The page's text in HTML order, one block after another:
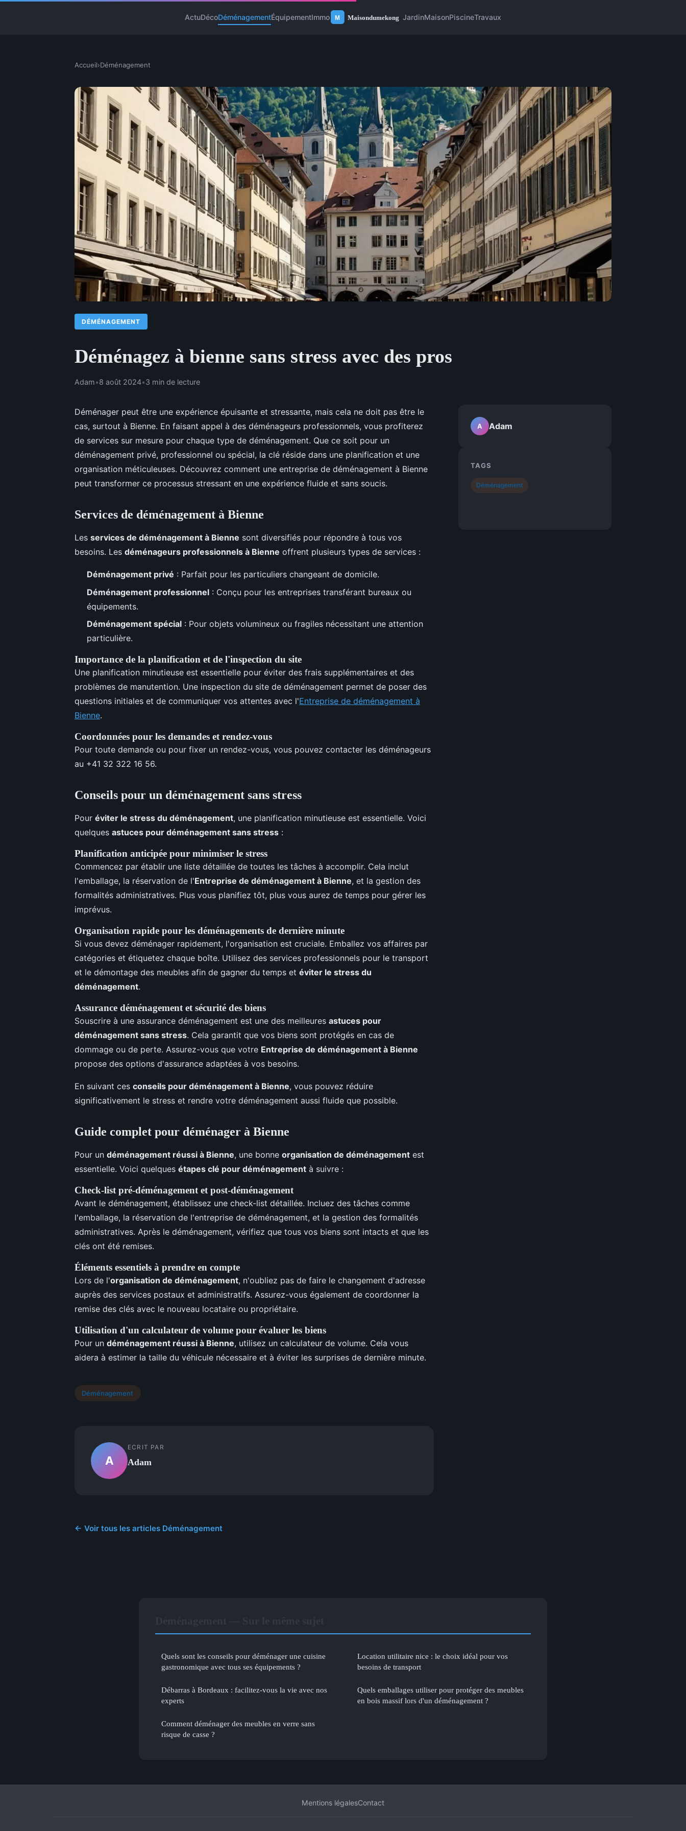
ActuDécoDéménagementÉquipementImmo JardinMaisonPiscineTravaux
Accueil›Déménagement
DÉMÉNAGEMENT
Déménagez à bienne sans stress avec des pros
Adam•8 août 2024•3 min de lecture
Déménager peut être une expérience épuisante et stressante, mais cela ne doit pas être le
cas, surtout à Bienne. En faisant appel à des déménageurs professionnels, vous profiterez
de services sur mesure pour chaque type de déménagement. Que ce soit pour un
déménagement privé, professionnel ou spécial, la clé réside dans une planification et une
organisation méticuleuses. Découvrez comment une entreprise de déménagement à Bienne
peut transformer ce processus stressant en une expérience fluide et sans soucis.
Services de déménagement à Bienne
Les services de déménagement à Bienne sont diversifiés pour répondre à tous vos
besoins. Les déménageurs professionnels à Bienne offrent plusieurs types de services :
Déménagement privé : Parfait pour les particuliers changeant de domicile.
Déménagement professionnel : Conçu pour les entreprises transférant bureaux ou
équipements.
Déménagement spécial : Pour objets volumineux ou fragiles nécessitant une attention
particulière.
Importance de la planification et de l'inspection du site
Une planification minutieuse est essentielle pour éviter des frais supplémentaires et des
problèmes de manutention. Une inspection du site de déménagement permet de poser des
questions initiales et de communiquer vos attentes avec l'Entreprise de déménagement à
Bienne.
Coordonnées pour les demandes et rendez-vous
Pour toute demande ou pour fixer un rendez-vous, vous pouvez contacter les déménageurs
au +41 32 322 16 56.
Conseils pour un déménagement sans stress
Pour éviter le stress du déménagement, une planification minutieuse est essentielle. Voici
quelques astuces pour déménagement sans stress :
Planification anticipée pour minimiser le stress
Commencez par établir une liste détaillée de toutes les tâches à accomplir. Cela inclut
l'emballage, la réservation de l'Entreprise de déménagement à Bienne, et la gestion des
formalités administratives. Plus vous planifiez tôt, plus vous aurez de temps pour gérer les
imprévus.
Organisation rapide pour les déménagements de dernière minute
Si vous devez déménager rapidement, l'organisation est cruciale. Emballez vos affaires par
catégories et étiquetez chaque boîte. Utilisez des services professionnels pour le transport
et le démontage des meubles afin de gagner du temps et éviter le stress du
déménagement.
Assurance déménagement et sécurité des biens
Souscrire à une assurance déménagement est une des meilleures astuces pour
déménagement sans stress. Cela garantit que vos biens sont protégés en cas de
dommage ou de perte. Assurez-vous que votre Entreprise de déménagement à Bienne
propose des options d'assurance adaptées à vos besoins.
En suivant ces conseils pour déménagement à Bienne, vous pouvez réduire
significativement le stress et rendre votre déménagement aussi fluide que possible.
Guide complet pour déménager à Bienne
Pour un déménagement réussi à Bienne, une bonne organisation de déménagement est
essentielle. Voici quelques étapes clé pour déménagement à suivre :
Check-list pré-déménagement et post-déménagement
Avant le déménagement, établissez une check-list détaillée. Incluez des tâches comme
l'emballage, la réservation de l'entreprise de déménagement, et la gestion des formalités
administratives. Après le déménagement, vérifiez que tous vos biens sont intacts et que les
clés ont été remises.
Éléments essentiels à prendre en compte
Lors de l'organisation de déménagement, n'oubliez pas de faire le changement d'adresse
auprès des services postaux et administratifs. Assurez-vous également de coordonner la
remise des clés avec le nouveau locataire ou propriétaire.
Utilisation d'un calculateur de volume pour évaluer les biens
Pour un déménagement réussi à Bienne, utilisez un calculateur de volume. Cela vous
aidera à estimer la taille du véhicule nécessaire et à éviter les surprises de dernière minute.
Déménagement
A
ECRIT PAR
Adam
← Voir tous les articles Déménagement
A Adam
TAGS
Déménagement
Quels sont les conseils pour déménager une cuisine
gastronomique avec tous ses équipements ?
Débarras à Bordeaux : facilitez-vous la vie avec nos
experts
Comment déménager des meubles en verre sans
risque de casse ?
Location utilitaire nice : le choix idéal pour vos
besoins de transport
Quels emballages utiliser pour protéger des meubles
en bois massif lors d'un déménagement ?
Mentions légalesContact